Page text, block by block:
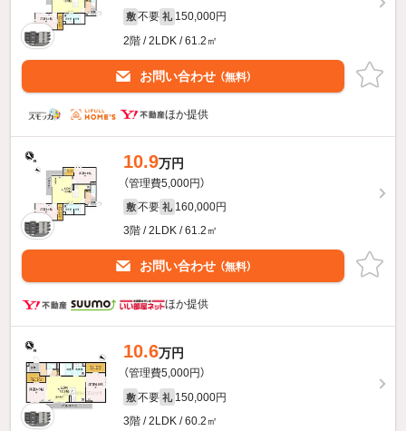
敷 不要 礼 150,000円
2階 / 2LDK / 61.2㎡
お問い合わせ （無料）
ほか提供
10.9万円
（管理費5,000円）
敷 不要 礼 160,000円
3階 / 2LDK / 61.2㎡
お問い合わせ （無料）
ほか提供
10.6万円
（管理費5,000円）
敷 不要 礼 150,000円
3階 / 2LDK / 60.2㎡